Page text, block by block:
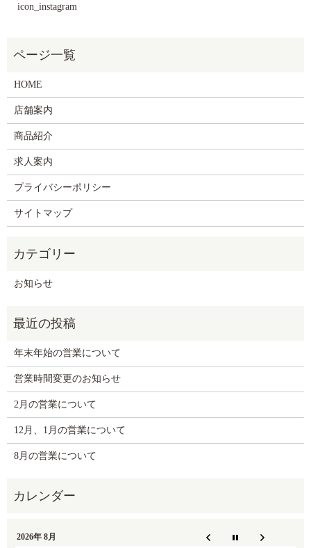
icon_instagram
HOME
店舗案内
商品紹介
求人案内
プライバシーポリシー
サイトマップ
お知らせ
年末年始の営業について
営業時間変更のお知らせ
2月の営業について
12月、1月の営業について
8月の営業について
2026年 8月